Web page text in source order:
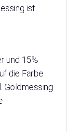
ist.
und 15%
die Farbe
Goldmessing